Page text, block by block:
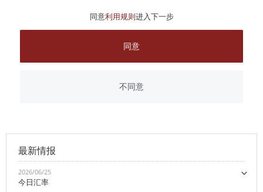
同意利用规则进入下一步
同意
不同意
最新情报
2026/06/25
今日汇率